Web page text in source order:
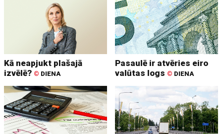
Kā neapjukt plašajā
izvēlē? © DIENA
Pasaulē ir atvēries eiro
valūtas logs © DIENA